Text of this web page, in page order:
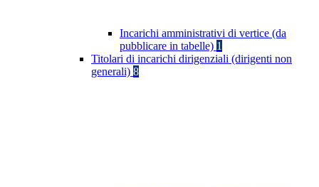
Incarichi amministrativi di vertice (da
pubblicare in tabelle) 1
Titolari di incarichi dirigenziali (dirigenti non
generali) 8